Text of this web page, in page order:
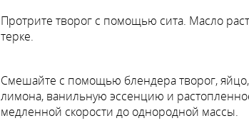
Протрите творог с помощью сита. Масло
терке.
Смешайте с помощью блендера творог, яйцо,
лимона, ванильную эссенцию и
медленной скорости до однородной массы.